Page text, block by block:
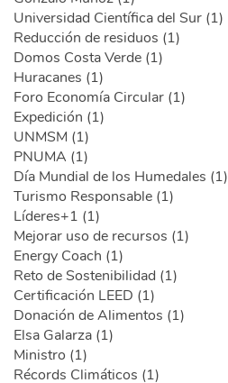
Universidad Científica del Sur (1)
Reducción de residuos (1)
Domos Costa Verde (1)
Huracanes (1)
Foro Economía Circular (1)
Expedición (1)
UNMSM (1)
PNUMA (1)
Día Mundial de los Humedales (1)
Turismo Responsable (1)
Líderes+1 (1)
Mejorar uso de recursos (1)
Energy Coach (1)
Reto de Sostenibilidad (1)
Certificación LEED (1)
Donación de Alimentos (1)
Elsa Galarza (1)
Ministro (1)
Récords Climáticos (1)